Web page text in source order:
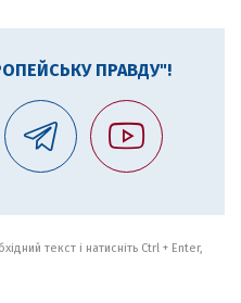
ПРАВДУ"!
текст і натисніть Ctrl + Enter,